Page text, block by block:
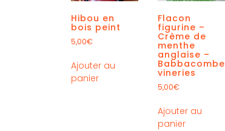
Hibou en
bois peint
5,00€
Ajouter au
panier
Flacon
figurine –
Crème de
menthe
anglaise –
Babbacombe
vineries
5,00€
Ajouter au
panier